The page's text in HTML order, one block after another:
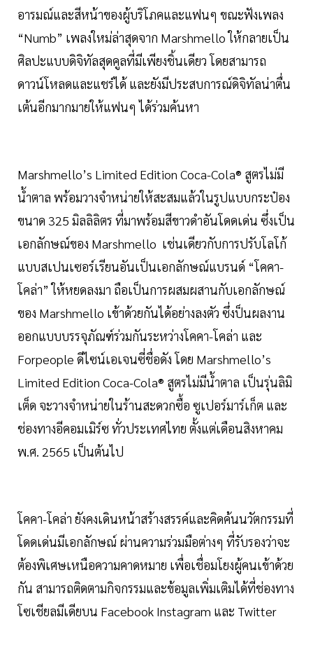
อารมณ์และสีหน้าของผู้บริโภคและแฟนๆ ขณะฟังเพลง
“Numb” เพลงใหม่ล่าสุดจาก Marshmello ให้กลายเป็น
ศิลปะแบบดิจิทัลสุดคูลที่มีเพียงชิ้นเดียว โดยสามารถ
ดาวน์โหลดและแชร์ได้ และยังมีประสบการณ์ดิจิทัลน่าตื่น
เต้นอีกมากมายให้แฟนๆ ได้ร่วมค้นหา
Marshmello’s Limited Edition Coca-Cola® สูตรไม่มี
น้ำตาล พร้อมวางจำหน่ายให้สะสมแล้วในรูปแบบกระป๋อง
ขนาด 325 มิลลิลิตร ที่มาพร้อมสีขาวดำอันโดดเด่น ซึ่งเป็น
เอกลักษณ์ของ Marshmello เช่นเดียวกับการปรับโลโก้
แบบสเปนเซอร์เรียนอันเป็นเอกลักษณ์แบรนด์ “โคคา-
โคล่า” ให้หยดลงมา ถือเป็นการผสมผสานกับเอกลักษณ์
ของ Marshmello เข้าด้วยกันได้อย่างลงตัว ซึ่งป็นผลงาน
ออกแบบบรรจุภัณฑ์ร่วมกันระหว่างโคคา-โคล่า และ
Forpeople ดีไซน์เอเจนซี่ชื่อดัง โดย Marshmello’s
Limited Edition Coca-Cola® สูตรไม่มีน้ำตาล เป็นรุ่นลิมิ
เต็ด จะวางจำหน่ายในร้านสะดวกซื้อ ซูเปอร์มาร์เก็ต และ
ช่องทางอีคอมเมิร์ซ ทั่วประเทศไทย ตั้งแต่เดือนสิงหาคม
พ.ศ. 2565 เป็นต้นไป
โคคา-โคล่า ยังคงเดินหน้าสร้างสรรค์และคิดค้นนวัตกรรมที่
โดดเด่นมีเอกลักษณ์ ผ่านความร่วมมือต่างๆ ที่รับรองว่าจะ
ต้องพิเศษเหนือความคาดหมาย เพื่อเชื่อมโยงผู้คนเข้าด้วย
กัน สามารถติดตามกิจกรรมและข้อมูลเพิ่มเติมได้ที่ช่องทาง
โซเชียลมีเดียบน Facebook Instagram และ Twitter